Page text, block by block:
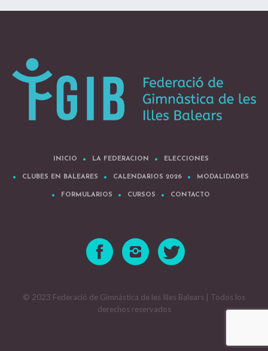
INICIO LA FEDERACION ELECCIONES
CLUBES EN BALEARES CALENDARIOS 2026 MODALIDADES
FORMULARIOS CURSOS CONTACTO
© 2023 Federació de Gimnàstica de les Illes Balears | Todos los
derechos reservados